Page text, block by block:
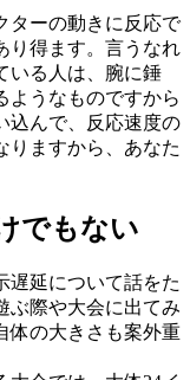
ターの動きに反応で
得ます。言うなれ
いる人は、腕に錘
ようなものですから
込んで、反応速度の
りますから、あなた
でもない
延について話をた
ぶ際や大会に出てみ
体の大きさも案外重